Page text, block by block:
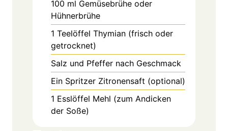
100 ml Gemüsebrühe oder
Hühnerbrühe
1 Teelöffel Thymian (frisch oder
getrocknet)
Salz und Pfeffer nach Geschmack
Ein Spritzer Zitronensaft (optional)
1 Esslöffel Mehl (zum Andicken
der Soße)